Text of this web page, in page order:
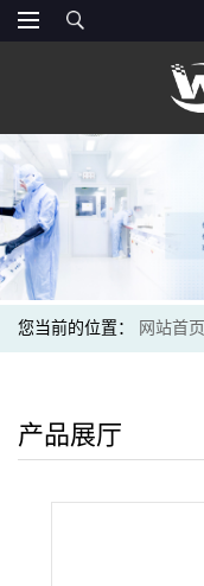
您当前的位置： 网站首页
产品展厅